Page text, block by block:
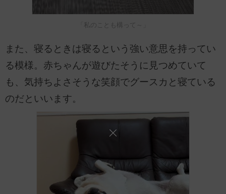
「私のことも構って～」
また、寝るときは寝るという強い意思を持ってい
る模様。赤ちゃんが遊びたそうに見つめていて
も、気持ちよさそうな笑顔でグースカと寝ている
のだといいます。